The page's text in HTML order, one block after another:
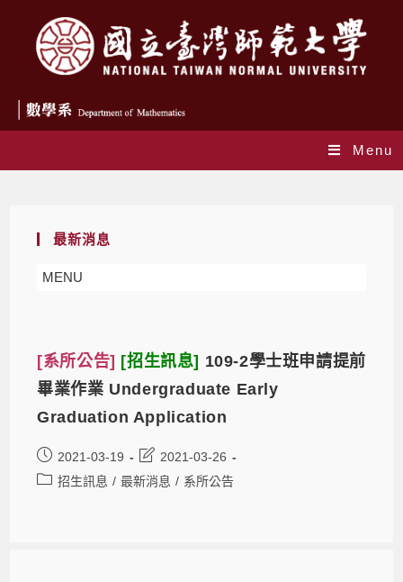
Menu
最新消息
MENU
[系所公告] [招生訊息] 109-2學士班申請提前
畢業作業 Undergraduate Early
Graduation Application
2021-03-19
2021-03-26
招生訊息 / 最新消息 / 系所公告